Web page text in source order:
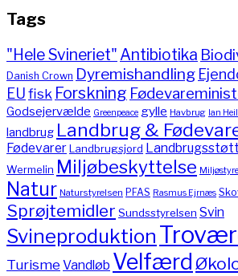
Tags
"Hele Svineriet" Antibiotika
Danish Crown Dyremishandling
EUfisk Forskning
Godsejervælde Greenpeace gylle Havbrug Ian
landbrug Landbrug &
FødevarerLandbrugsjord
Wermelin Miljøbeskyttelse
Natur Naturstyrelsen PFAS Rasmus Ejrnæs
Sprøjtemidler Sundsstyrelsen Svin
Svineproduktion
TurismeVandløb Velfærd